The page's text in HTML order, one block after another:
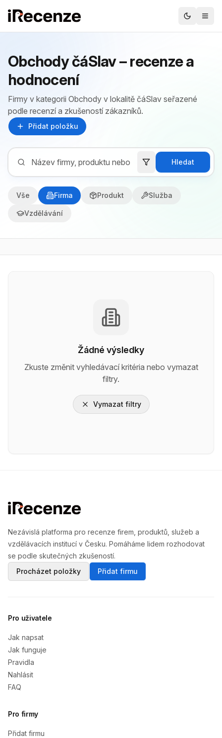
Obchody čáSlav – recenze a
hodnocení
Firmy v kategorii Obchody v lokalitě čáSlav seřazené
podle recenzí a zkušeností zákazníků.
Přidat položku
Hledat
Vše Firma Produkt Služba
Vzdělávání
Žádné výsledky
Zkuste změnit vyhledávací kritéria nebo vymazat
filtry.
Vymazat filtry
Nezávislá platforma pro recenze firem, produktů, služeb a
vzdělávacích institucí v Česku. Pomáháme lidem rozhodovat
se podle skutečných zkušeností.
Procházet položky
Přidat firmu
Pro uživatele
Jak napsat
Jak funguje
Pravidla
Nahlásit
FAQ
Pro firmy
Přidat firmu